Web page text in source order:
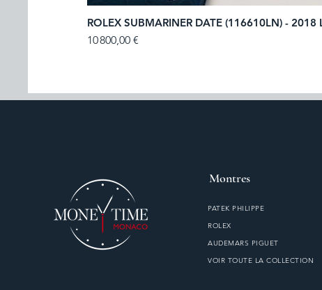
ROLEX SUBMARINER DATE (116610LN) - 2018
Prix
10 800,00 €
Montres
PATEK PHILIPPE
ROLEX
AUDEMARS PIGUET
VOIR TOUTE LA COLLECTION